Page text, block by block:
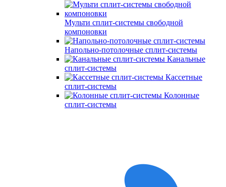
Мульти сплит-системы свободной
компоновки
Напольно-потолочные сплит-системы
Канальные
сплит-системы
Кассетные
сплит-системы
Колонные
сплит-системы